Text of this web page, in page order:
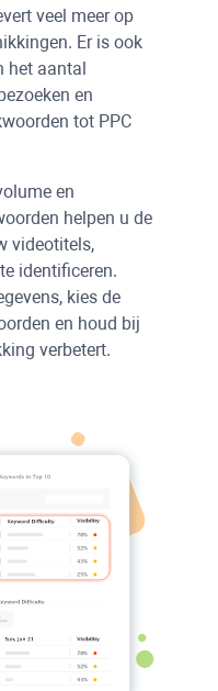
veel meer op
Er is ook
het aantal
en
tot PPC
en
helpen u de
videotitels,
identificeren.
kies de
en houd bij
verbetert.